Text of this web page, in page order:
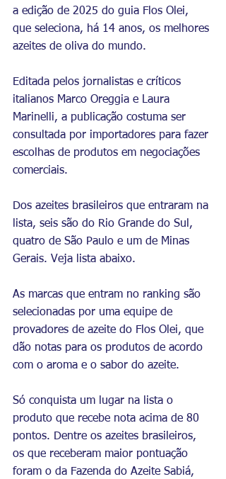
a edição de 2025 do guia Flos Olei,
que seleciona, há 14 anos, os melhores
azeites de oliva do mundo.
Editada pelos jornalistas e críticos
italianos Marco Oreggia e Laura
Marinelli, a publicação costuma ser
consultada por importadores para fazer
escolhas de produtos em negociações
comerciais.
Dos azeites brasileiros que entraram na
lista, seis são do Rio Grande do Sul,
quatro de São Paulo e um de Minas
Gerais. Veja lista abaixo.
As marcas que entram no ranking são
selecionadas por uma equipe de
provadores de azeite do Flos Olei, que
dão notas para os produtos de acordo
com o aroma e o sabor do azeite.
Só conquista um lugar na lista o
produto que recebe nota acima de 80
pontos. Dentre os azeites brasileiros,
os que receberam maior pontuação
foram o da Fazenda do Azeite Sabiá,